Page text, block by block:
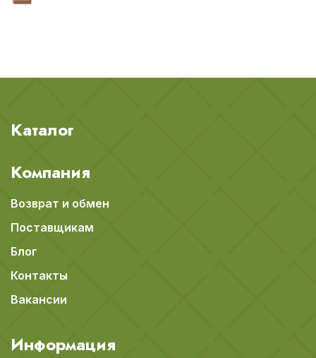
Каталог
Компания
Возврат и обмен
Поставщикам
Блог
Контакты
Вакансии
Информация